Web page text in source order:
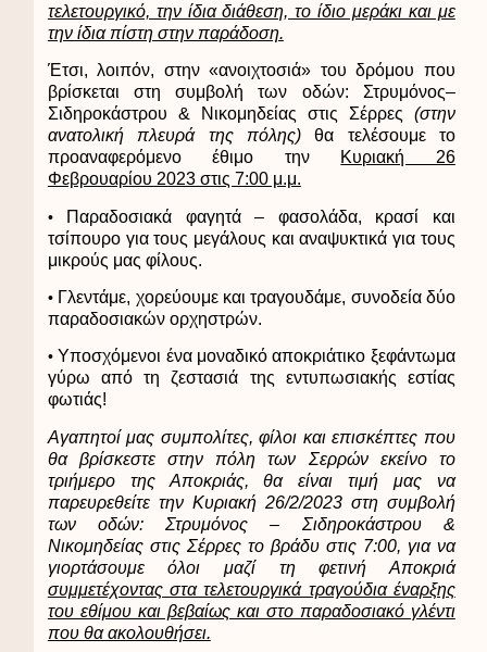
τελετουργικό, την ίδια διάθεση, το ίδιο μεράκι και με
την ίδια πίστη στην παράδοση.
Έτσι, λοιπόν, στην «ανοιχτοσιά» του δρόμου που
βρίσκεται στη συμβολή των οδών: Στρυμόνος–
Σιδηροκάστρου & Νικομηδείας στις Σέρρες (στην
ανατολική πλευρά της πόλης)θα τελέσουμε το
προαναφερόμενο έθιμο την Κυριακή 26
Φεβρουαρίου 2023 στις 7:00 μ.μ.
•
Παραδοσιακά φαγητά – φασολάδα, κρασί και
τσίπουρο για τους μεγάλους και αναψυκτικά για τους
μικρούς μας φίλους.
• Γλεντάμε, χορεύουμε και τραγουδάμε, συνοδεία δύο
παραδοσιακών ορχηστρών.
• Υποσχόμενοι ένα μοναδικό αποκριάτικο ξεφάντωμα
γύρω από τη ζεστασιά της εντυπωσιακής εστίας
φωτιάς!
Αγαπητοί μας συμπολίτες, φίλοι και επισκέπτες που
θα βρίσκεστε στην πόλη των Σερρών εκείνο το
τριήμερο της Αποκριάς, θα είναι τιμή μας να
παρευρεθείτε την Κυριακή 26/2/2023 στη συμβολή
των οδών: Στρυμόνος – Σιδηροκάστρου &
Νικομηδείας στις Σέρρες το βράδυ στις 7:00, για να
γιορτάσουμε όλοι μαζί τη φετινή Αποκριά
συμμετέχοντας στα τελετουργικά τραγούδια έναρξης
του εθίμου και βεβαίως και στο παραδοσιακό γλέντι
που θα ακολουθήσει.